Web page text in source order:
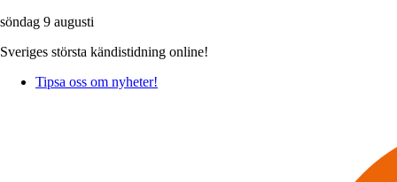
söndag 9 augusti
Sveriges största kändistidning online!
Tipsa oss om nyheter!